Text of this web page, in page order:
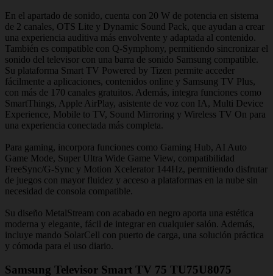
En el apartado de sonido, cuenta con 20 W de potencia en sistema
de 2 canales, OTS Lite y Dynamic Sound Pack, que ayudan a crear
una experiencia auditiva más envolvente y adaptada al contenido.
También es compatible con Q-Symphony, permitiendo sincronizar el
sonido del televisor con una barra de sonido Samsung compatible.
Su plataforma Smart TV Powered by Tizen permite acceder
fácilmente a aplicaciones, contenidos online y Samsung TV Plus,
con más de 170 canales gratuitos. Además, integra funciones como
SmartThings, Apple AirPlay, asistente de voz con IA, Multi Device
Experience, Mobile to TV, Sound Mirroring y Wireless TV On para
una experiencia conectada más completa.
Para gaming, incorpora funciones como Gaming Hub, AI Auto
Game Mode, Super Ultra Wide Game View, compatibilidad
FreeSync/G-Sync y Motion Xcelerator 144Hz, permitiendo disfrutar
de juegos con mayor fluidez y acceso a plataformas en la nube sin
necesidad de consola compatible.
Su diseño MetalStream con acabado en negro aporta una estética
moderna y elegante, fácil de integrar en cualquier salón. Además,
incluye mando SolarCell con puerto de carga, una solución práctica
y cómoda para el uso diario.
Samsung Televisor Smart TV 75 TU75U8075